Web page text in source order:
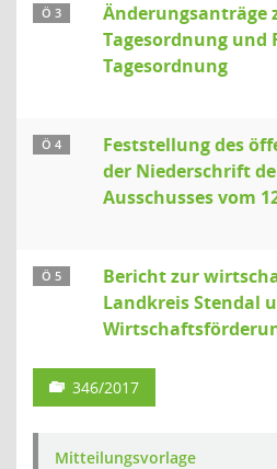
Ö 3
Änderungsanträge
Tagesordnung und
Tagesordnung
Ö 4
Feststellung des
der Niederschrift
Ausschusses vom
Ö 5
Bericht zur
Landkreis Stendal
346/2017
Mitteilungsvorlage